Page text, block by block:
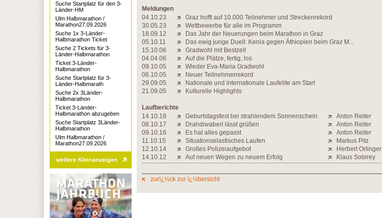
Meldungen
04.10.23
Graz hofft auf 10.000 Teilnehmer und Streckenrekord
30.05.23
Wettbewerbe für alle im Programm
18.09.12
Das Jahr der Neuerungen beim Marathon in Graz
05.10.11
Das ewig junge Duell: Kenia gegen Äthiopien beim Graz M...
15.10.06
Gradwohl mit Bestzeit
04.04.06
Auf die Plätze, fertig, los
09.10.05
Wieder Eva-Maria Gradwohl
06.10.05
Neuer Teilnehmerrekord
29.09.05
Nationale und internationale Laufelite am Start
21.09.05
Kulturelle Highlights
Laufberichte
14.10.18
Geburtstagsfest bei strahlendem Sonnenschein
Anton Reiter
08.10.17
Drahdiwaberl lässt grüßen
Anton Reiter
09.10.16
Es hat alles gepasst
Anton Reiter
11.10.15
Situationselastisches Laufen
Markus Pitz
12.10.14
Großes Polizeiaufgebot
Herbert Orlinger
14.10.12
Auf neuen Wegen zu neuem Erfolg Klaus Sobirey
zurï¿½ck zur ï¿½bersicht
Suche Startplatz für den 3-
Länder-HM
Ulm Halbmarathon /
Marathon27.09.2026
Suche 1x 3-Länder-
Halbmarathon Ticket
Suche 2 Tickets für 3-
Länder-Halbmarathon
Ticket 3-Länder-
Halbmarathon
Suche Startplatz für 3-
Länder-Halbmarath
Suche 2x 3Länder-
Halbmarathon
Ticket 3-Länder-
Halbmarathon abzugeben
Suche Startplatz 3Länder-
Halbmarathon
Ulm Halbmarathon /
Marathon27.09.2026